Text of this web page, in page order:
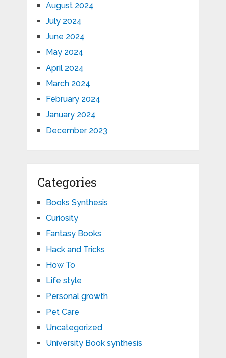
August 2024
July 2024
June 2024
May 2024
April 2024
March 2024
February 2024
January 2024
December 2023
Categories
Books Synthesis
Curiosity
Fantasy Books
Hack and Tricks
How To
Life style
Personal growth
Pet Care
Uncategorized
University Book synthesis